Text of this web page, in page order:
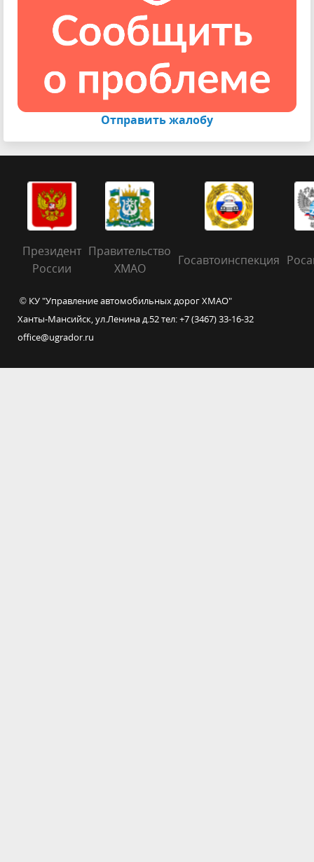
Отправить жалобу
Президент
России
Правительство
ХМАО
Госавтоинспекция
© КУ "Управление автомобильных дорог ХМАО"
Ханты-Мансийск, ул.Ленина д.52 тел: +7 (3467) 33-16-32
office@ugrador.ru